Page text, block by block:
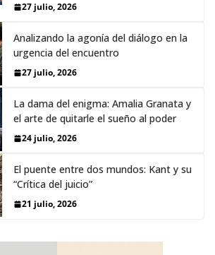
27 julio, 2026
Analizando la agonía del diálogo en la
urgencia del encuentro
27 julio, 2026
La dama del enigma: Amalia Granata y
el arte de quitarle el sueño al poder
24 julio, 2026
El puente entre dos mundos: Kant y su
“Crítica del juicio”
21 julio, 2026